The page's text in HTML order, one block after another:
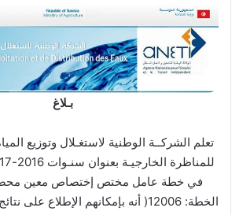
بـلاغ
تعلم الشركــة الوطنية لاستغـلال وتوزيع
في خطة عامل مختص إختصاص معين
الخطة: 12006( أنه بإمكانهم الإطلاع